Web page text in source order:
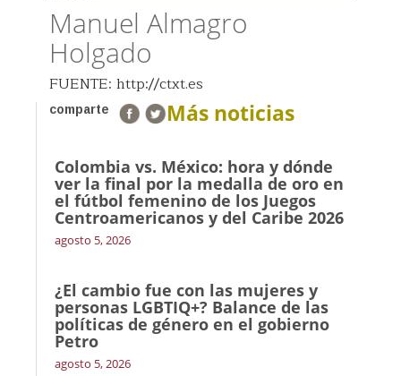
Manuel Almagro
Holgado
FUENTE: http://ctxt.es
comparte Más noticias
Colombia vs. México: hora y dónde
ver la final por la medalla de oro en
el fútbol femenino de los Juegos
Centroamericanos y del Caribe 2026
agosto 5, 2026
¿El cambio fue con las mujeres y
personas LGBTIQ+? Balance de las
políticas de género en el gobierno
Petro
agosto 5, 2026